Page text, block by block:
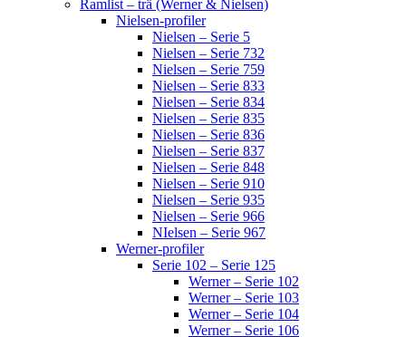
Ramlist – trä (Werner & Nielsen)
Nielsen-profiler
Nielsen – Serie 5
Nielsen – Serie 732
Nielsen – Serie 759
Nielsen – Serie 833
Nielsen – Serie 834
Nielsen – Serie 835
Nielsen – Serie 836
Nielsen – Serie 837
Nielsen – Serie 848
Nielsen – Serie 910
Nielsen – Serie 935
Nielsen – Serie 966
NIelsen – Serie 967
Werner-profiler
Serie 102 – Serie 125
Werner – Serie 102
Werner – Serie 103
Werner – Serie 104
Werner – Serie 106